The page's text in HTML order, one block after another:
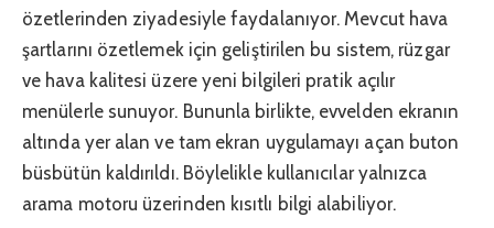
özetlerinden ziyadesiyle faydalanıyor. Mevcut hava
şartlarını özetlemek için geliştirilen bu sistem, rüzgar
ve hava kalitesi üzere yeni bilgileri pratik açılır
menülerle sunuyor. Bununla birlikte, evvelden ekranın
altında yer alan ve tam ekran uygulamayı açan buton
büsbütün kaldırıldı. Böylelikle kullanıcılar yalnızca
arama motoru üzerinden kısıtlı bilgi alabiliyor.